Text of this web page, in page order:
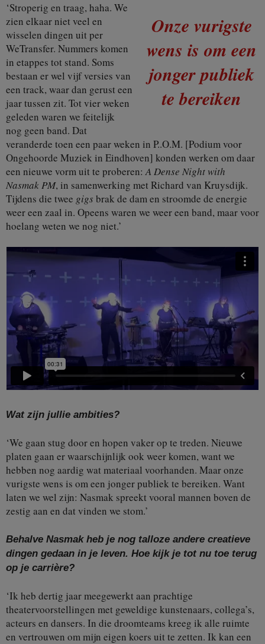
Onze vurigste
wens is om een
jonger publiek
te bereiken
‘Stroperig en traag, haha. We
zien elkaar niet veel en
wisselen dingen uit per
WeTransfer. Nummers komen
in etappes tot stand. Soms
bestaan er wel vijf versies van
een track, waar dan gerust een
jaar tussen zit. Tot vier weken
geleden waren we feitelijk
nog geen band. Dat
veranderde toen een paar weken in P..O.M. [Podium voor
Ongehoorde Muziek in Eindhoven] konden werken om daar
een nieuwe vorm uit te proberen:A Dense Night with
Nasmak PM, in samenwerking met Richard van Kruysdijk.
Tijdens die twee gigs brak de dam en stroomde de energie
weer een zaal in. Opeens waren we weer een band, maar voor
hoelang weten we nog niet.’
Wat zijn jullie ambities?
‘We gaan stug door en hopen vaker op te treden. Nieuwe
platen gaan er waarschijnlijk ook weer komen, want we
hebben nog aardig wat materiaal voorhanden. Maar onze
vurigste wens is om een jonger publiek te bereiken. Want
laten we wel zijn: Nasmak spreekt vooral mannen boven de
zestig aan en dat vinden we stom.’
Behalve Nasmak heb je nog talloze andere creatieve
dingen gedaan in je leven. Hoe kijk je tot nu toe terug
op je carrière?
‘Ik heb dertig jaar meegewerkt aan prachtige
theatervoorstellingen met geweldige kunstenaars, collega’s,
acteurs en dansers. In die droomteams kreeg ik alle ruimte
en vertrouwen om mijn eigen koers uit te zetten. Ik kan een